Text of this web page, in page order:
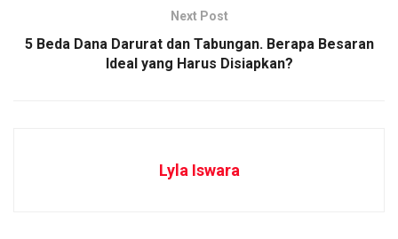
Next Post
5 Beda Dana Darurat dan Tabungan. Berapa Besaran
Ideal yang Harus Disiapkan?
Lyla Iswara